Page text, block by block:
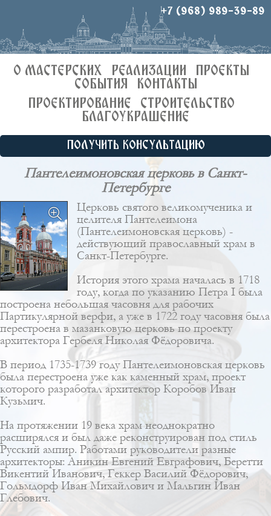
+7 (968) 989-39-89
О МАСТЕРСКИХ РЕАЛИЗАЦИИ
ПРОЕКТЫ
СОБЫТИЯ
КОНТАКТЫ
ПРОЕКТИРОВАНИЕ
СТРОИТЕЛЬСТВО
БЛАГОУКРАШЕНИЕ
ПОЛУЧИТЬ КОНСУЛЬТАЦИЮ
Пантелеимоновская церковь в Санкт-
Петербурге
Церковь святого великомученика и
целителя Пантелеимона
(Пантелеимоновская церковь) -
действующий православный храм в
Санкт-Петербурге.
История этого храма началась в 1718
году, когда по указанию Петра I была
построена небольшая часовня для рабочих
Партикулярной верфи, а уже в 1722 году часовня была
перестроена в мазанковую церковь по проекту
архитектора Гербеля Николая Фёдоровича.
В период 1735-1739 году Пантелеимоновская церковь
была перестроена уже как каменный храм, проект
которого разработал архитектор Коробов Иван
Кузьмич.
На протяжении 19 века храм неоднократно
расширялся и был даже реконструирован под стиль
Русский ампир. Работами руководители разные
архитекторы: Аникин Евгений Евграфович, Беретти
Викентий Иванович, Геккер Василий Фёдорович,
Гольмдорф Иван Михайлович и Мальгин Иван
Глебович.